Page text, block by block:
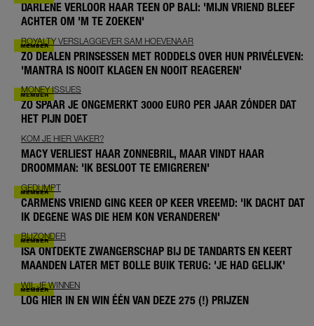
DARLENE VERLOOR HAAR TEEN OP BALI: 'MIJN VRIEND BLEEF
ACHTER OM 'M TE ZOEKEN'
ROYALTY VERSLAGGEVER SAM HOEVENAAR
ZO DEALEN PRINSESSEN MET RODDELS OVER HUN PRIVÉLEVEN:
'MANTRA IS NOOIT KLAGEN EN NOOIT REAGEREN'
MONEY ISSUES
ZO SPAAR JE ONGEMERKT 3000 EURO PER JAAR ZÓNDER DAT
HET PIJN DOET
KOM JE HIER VAKER?
MACY VERLIEST HAAR ZONNEBRIL, MAAR VINDT HAAR
DROOMMAN: 'IK BESLOOT TE EMIGREREN'
GEDUMPT
CARMENS VRIEND GING KEER OP KEER VREEMD: 'IK DACHT DAT
IK DEGENE WAS DIE HEM KON VERANDEREN'
BIJZONDER
ISA ONTDEKTE ZWANGERSCHAP BIJ DE TANDARTS EN KEERT
MAANDEN LATER MET BOLLE BUIK TERUG: 'JE HAD GELIJK'
WIL JE WINNEN
LOG HIER IN EN WIN ÉÉN VAN DEZE 275 (!) PRIJZEN